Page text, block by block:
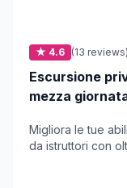
★ 4.6 (13 reviews)
Escursione
mezza
Migliora le tue
da istruttori con